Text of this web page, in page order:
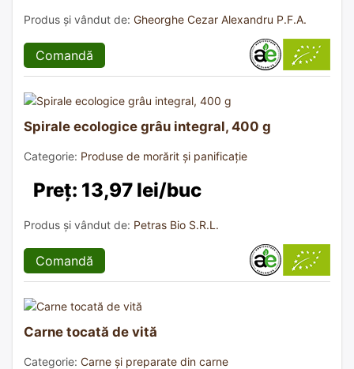
Produs și vândut de: Gheorghe Cezar Alexandru P.F.A.
Comandă
Spirale ecologice grâu integral, 400 g
Categorie: Produse de morărit și panificație
Preț: 13,97 lei/buc
Produs și vândut de: Petras Bio S.R.L.
Comandă
Carne tocată de vită
Categorie: Carne și preparate din carne